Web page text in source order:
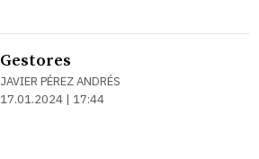
Gestores
JAVIER PÉREZ ANDRÉS
17.01.2024 | 17:44